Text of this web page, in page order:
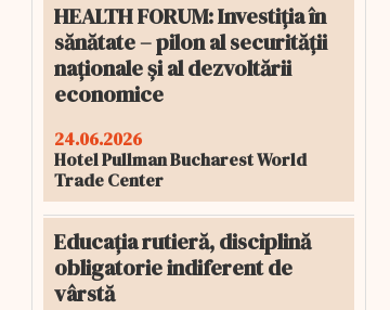
HEALTH FORUM: Investiția în
sănătate – pilon al securității
naționale și al dezvoltării
economice
24.06.2026
Hotel Pullman Bucharest World
Trade Center
Educația rutieră, disciplină
obligatorie indiferent de
vârstă